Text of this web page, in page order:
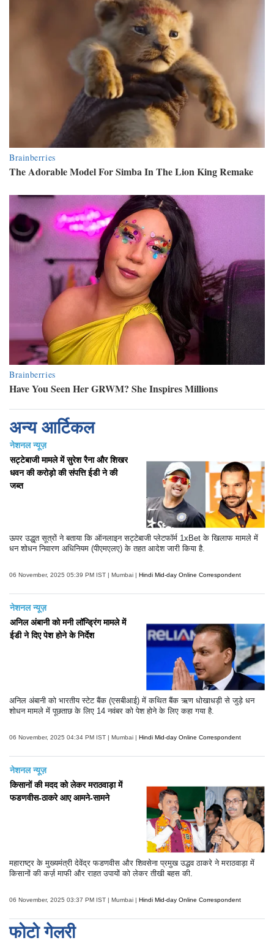
अन्य आर्टिकल
नेशनल न्यूज़
सट्टेबाजी मामले में सुरेश रैना और शिखर
धवन की करोड़ो की संपत्ति ईडी ने की
जब्त
ऊपर उद्धृत सूत्रों ने बताया कि ऑनलाइन सट्टेबाजी प्लेटफॉर्म 1xBet के खिलाफ मामले में
धन शोधन निवारण अधिनियम (पीएमएलए) के तहत आदेश जारी किया है.
06 November, 2025 05:39 PM IST | Mumbai | Hindi Mid-day Online Correspondent
नेशनल न्यूज़
अनिल अंबानी को मनी लॉन्ड्रिंग मामले में
ईडी ने दिए पेश होने के निर्देश
अनिल अंबानी को भारतीय स्टेट बैंक (एसबीआई) में कथित बैंक ऋण धोखाधड़ी से जुड़े धन
शोधन मामले में पूछताछ के लिए 14 नवंबर को पेश होने के लिए कहा गया है.
06 November, 2025 04:34 PM IST | Mumbai | Hindi Mid-day Online Correspondent
नेशनल न्यूज़
किसानों की मदद को लेकर मराठवाड़ा में
फडणवीस-ठाकरे आए आमने-सामने
महाराष्ट्र के मुख्यमंत्री देवेंद्र फडणवीस और शिवसेना प्रमुख उद्धव ठाकरे ने मराठवाड़ा में
किसानों की कर्ज़ माफी और राहत उपायों को लेकर तीखी बहस की.
06 November, 2025 03:37 PM IST | Mumbai | Hindi Mid-day Online Correspondent
फोटो गेलरी